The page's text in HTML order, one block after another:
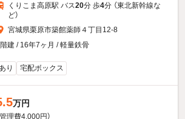
くりこま高原駅 バス20分 歩4分 （東北新幹線な
ど）
宮城県栗原市築館薬師４丁目12-8
建 / 16年7ヶ月 / 軽量鉄骨
り 宅配ボックス
万円
管理費4,000円）